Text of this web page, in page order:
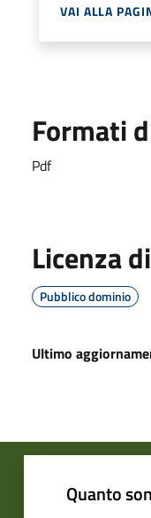
VAI ALLA
Formati
Pdf
Licenza
Pubblico dominio
Ultimo
Quanto